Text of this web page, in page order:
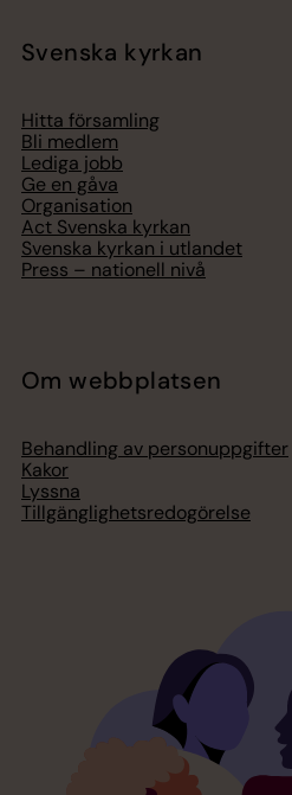
Svenska kyrkan
Hitta församling
Bli medlem
Lediga jobb
Ge en gåva
Organisation
Act Svenska kyrkan
Svenska kyrkan i utlandet
Press – nationell nivå
Om webbplatsen
Behandling av personuppgifter
Kakor
Lyssna
Tillgänglighetsredogörelse